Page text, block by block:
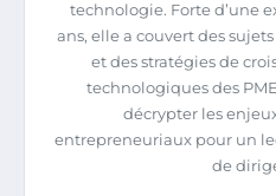
technologie. Forte d’une
ans, elle a couvert des
et des stratégies de
technologiques des
décrypter les
entrepreneuriaux pour un
de